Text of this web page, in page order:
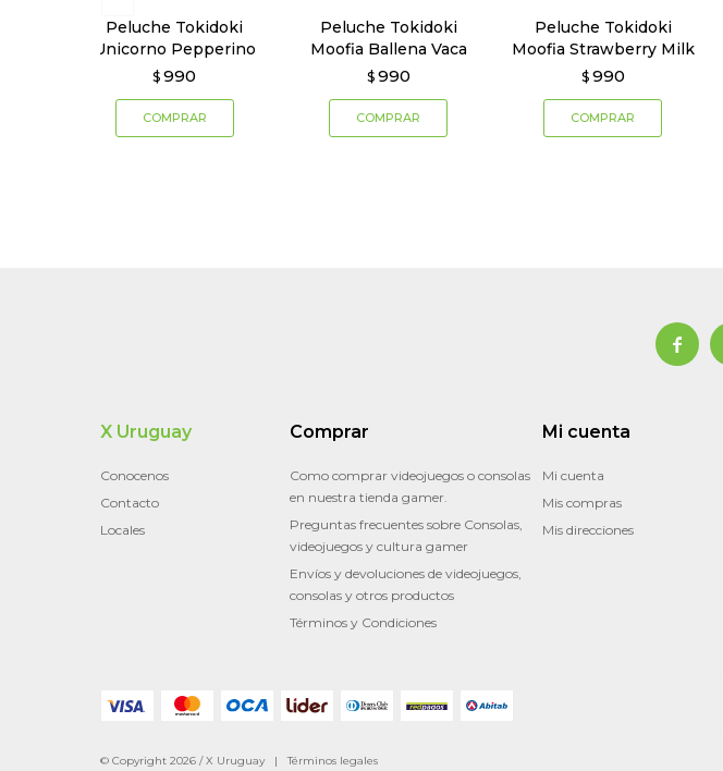
Peluche Tokidoki
Unicorno Pepperino
$ 990
Peluche Tokidoki
Moofia Ballena Vaca
$ 990
Peluche Tokidoki
Moofia Strawberry Milk
$ 990

X Uruguay
Conocenos
Contacto
Locales
Comprar
Como comprar videojuegos o consolas
en nuestra tienda gamer.
Preguntas frecuentes sobre Consolas,
videojuegos y cultura gamer
Envíos y devoluciones de videojuegos,
consolas y otros productos
Términos y Condiciones
Mi cuenta
Mi cuenta
Mis compras
Mis direcciones
© Copyright 2026 / X Uruguay |Términos legales